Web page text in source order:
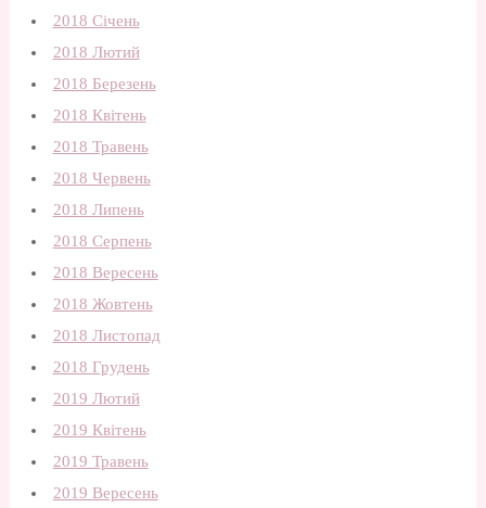
2018 Січень
2018 Лютий
2018 Березень
2018 Квітень
2018 Травень
2018 Червень
2018 Липень
2018 Серпень
2018 Вересень
2018 Жовтень
2018 Листопад
2018 Грудень
2019 Лютий
2019 Квітень
2019 Травень
2019 Вересень